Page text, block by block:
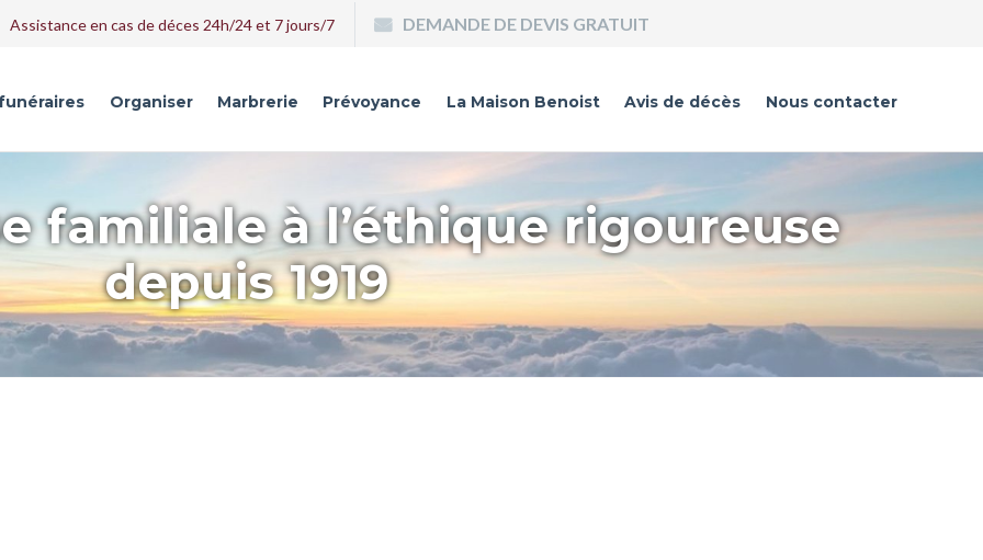
Assistance en cas de déces 24h/24 et 7 jours/7 DEMANDE DE DEVIS GRATUIT
Organiser Marbrerie Prévoyance La Maison Benoist Avis de décès Nous contacter
familiale à l’éthique rigoureuse
depuis 1919